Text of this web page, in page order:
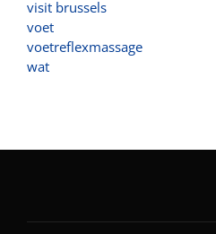
visit brussels
voet
voetreflexmassage
wat